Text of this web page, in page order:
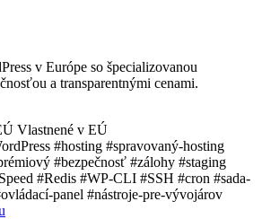
v Európe so špecializovanou
a transparentnými cenami.
Vlastnené v EÚ
#hosting #spravovaný-hosting
#bezpečnosť #zálohy #staging
#Redis #WP-CLI #SSH #cron #sada-
panel #nástroje-pre-vývojárov